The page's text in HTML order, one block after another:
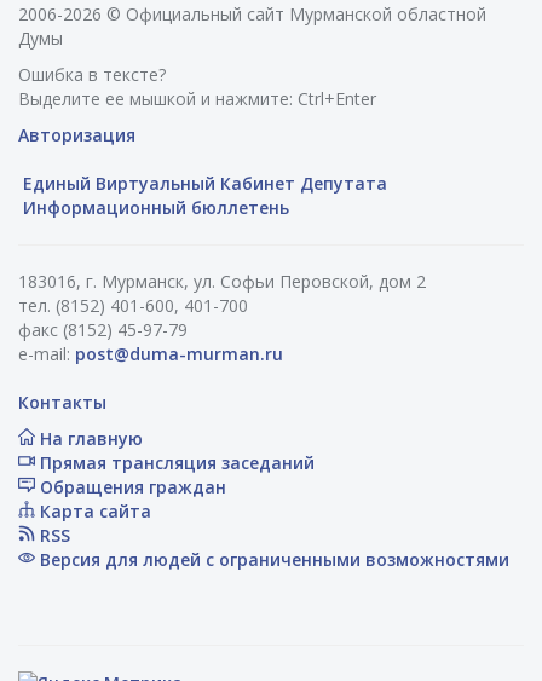
2006-2026 © Официальный сайт Мурманской областной
Думы
Ошибка в тексте?
Выделите ее мышкой и нажмите: Ctrl+Enter
Авторизация
Единый Виртуальный Кабинет Депутата
Информационный бюллетень
183016, г. Мурманск, ул. Софьи Перовской, дом 2
тел. (8152) 401-600, 401-700
факс (8152) 45-97-79
e-mail: post@duma-murman.ru
Контакты
На главную
Прямая трансляция заседаний
Обращения граждан
Карта сайта
RSS
Версия для людей с ограниченными возможностями